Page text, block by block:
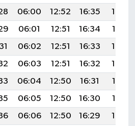
06:00 12:52 16:35
19:34
06:01 12:51 16:34
19:32
06:02 12:51 16:33
19:30
06:03 12:51 16:32
19:29
06:04 12:50 16:31
19:27
06:05 12:50 16:30
19:26
06:06 12:50 16:29
19:24